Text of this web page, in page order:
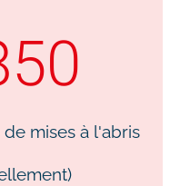
mises à l'abris